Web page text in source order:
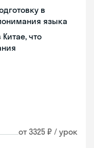
в
языка
что
от 3325 ₽ / урок